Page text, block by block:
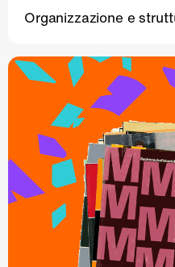
Organizzazione e